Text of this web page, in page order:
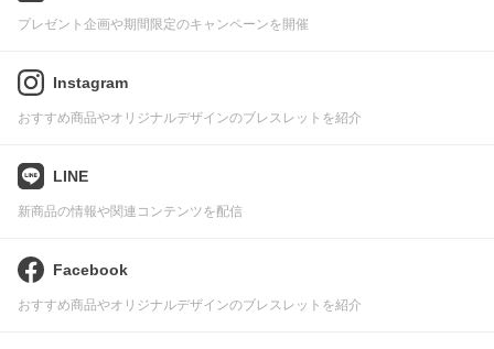
プレゼント企画や期間限定のキャンペーンを開催
Instagram
おすすめ商品やオリジナルデザインのブレスレットを紹介
LINE
新商品の情報や関連コンテンツを配信
Facebook
おすすめ商品やオリジナルデザインのブレスレットを紹介